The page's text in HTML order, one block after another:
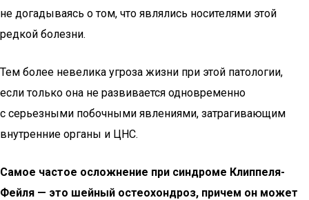
не догадываясь о том, что являлись носителями этой
редкой болезни.
Тем более невелика угроза жизни при этой патологии,
если только она не развивается одновременно
с серьезными побочными явлениями, затрагивающим
внутренние органы и ЦНС.
Самое частое осложнение при синдроме Клиппеля-
Фейля — это шейный остеохондроз, причем он может